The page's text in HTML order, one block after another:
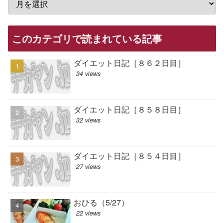
このカテゴリで読まれている記事
ダイエット日記［８６２日目］
34 views
ダイエット日記［８５８日目］
32 views
ダイエット日記［８５４日目］
27 views
おひる（5/27）
22 views